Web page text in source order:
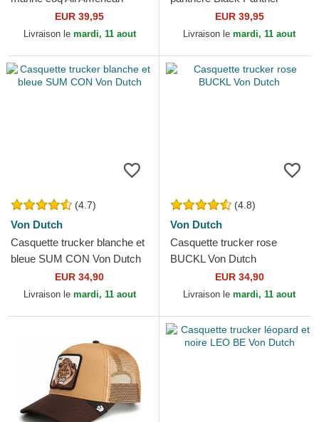
Rooster Goorin Bros.
EUR 39,95
Livraison le mardi, 11 aout
Goorin Bros.EUR 39,95
Livraison le mardi, 11 aout
(4.7)
Von Dutch
Casquette trucker blanche et
bleue SUM CON Von Dutch
EUR 34,90
Livraison le mardi, 11 aout
(4.8)
Von Dutch
Casquette trucker rose
BUCKL Von Dutch
EUR 34,90
Livraison le mardi, 11 aout